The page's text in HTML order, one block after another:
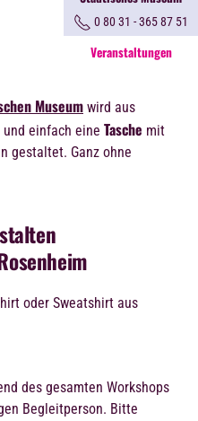
0 80 31 - 365 87 51
Veranstaltungen
Museum wird aus
einfach eine Tasche mit
gestaltet. Ganz ohne
oder Sweatshirt aus
des gesamten Workshops
Begleitperson. Bitte